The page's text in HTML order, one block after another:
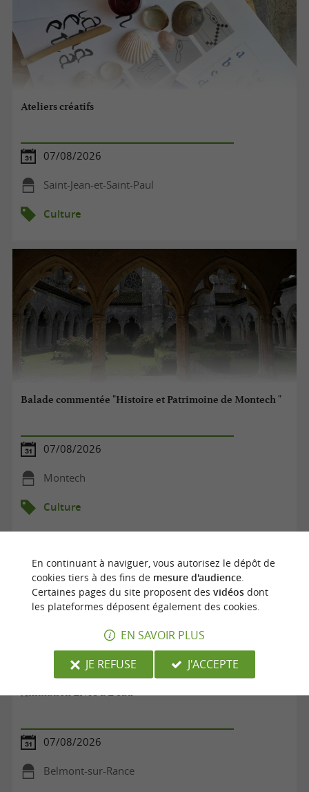
Ateliers créatifs
07/08/2026
Saint-Jean-et-Saint-Paul
Culture
Balade commentée "Histoire et Patrimoine de Montech "
07/08/2026
Montech
Culture
Animation Livre à L'eau
07/08/2026
Belmont-sur-Rance
En continuant à naviguer, vous autorisez le dépôt de
cookies tiers à des fins de mesure d'audience.
Certaines pages du site proposent des vidéosdont
les plateformes déposent également des cookies.
EN SAVOIR PLUS
JE REFUSE
J'ACCEPTE